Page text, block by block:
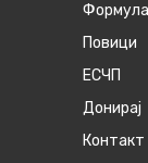
Повици
ЕСЧП
Донирај
Контакт